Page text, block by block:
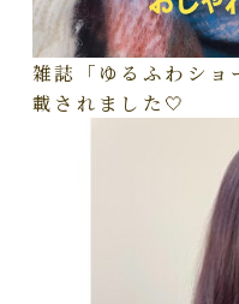
雑誌「ゆるふわシ
載されました🤍